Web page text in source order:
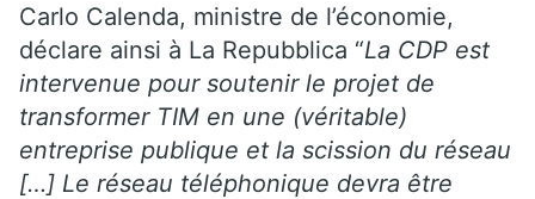
Carlo Calenda, ministre de l’économie,
déclare ainsi à La Repubblica “La CDP est
intervenue pour soutenir le projet de
transformer TIM en une (véritable)
entreprise publique et la scission du réseau
[…] Le réseau téléphonique devra être